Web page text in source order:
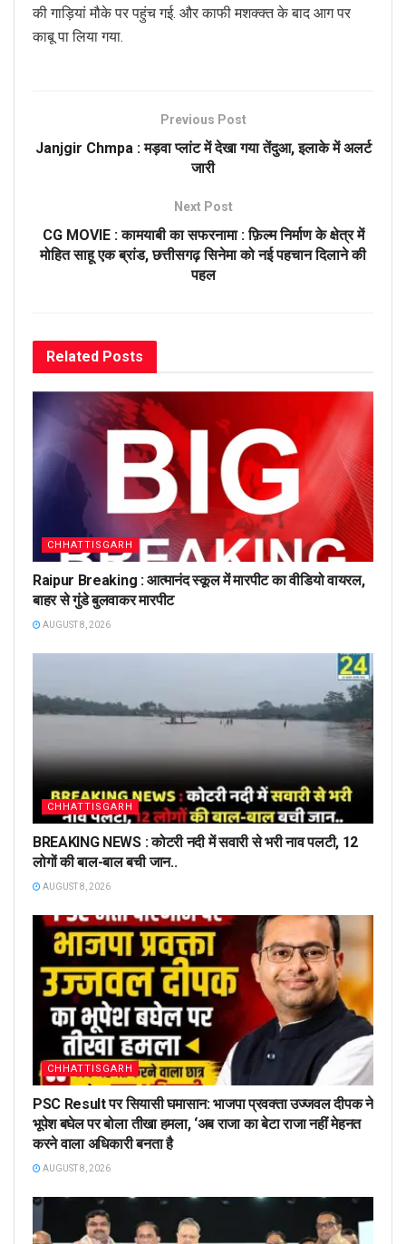
की गाड़ियां मौके पर पहुंच गई. और काफी मशक्क्त के बाद आग पर
काबू पा लिया गया.
Previous Post
Janjgir Chmpa : मड़वा प्लांट में देखा गया तेंदुआ, इलाके में अलर्ट
जारी
Next Post
CG MOVIE : कामयाबी का सफरनामा : फ़िल्म निर्माण के क्षेत्र में
मोहित साहू एक ब्रांड, छत्तीसगढ़ सिनेमा को नई पहचान दिलाने की
पहल
Related Posts
CHHATTISGARH
Raipur Breaking : आत्मानंद स्कूल में मारपीट का वीडियो वायरल,
बाहर से गुंडे बुलवाकर मारपीट
AUGUST 8, 2026
CHHATTISGARH
BREAKING NEWS : कोटरी नदी में सवारी से भरी नाव पलटी, 12
लोगों की बाल-बाल बची जान..
AUGUST 8, 2026
CHHATTISGARH
PSC Result पर सियासी घमासान: भाजपा प्रवक्ता उज्जवल दीपक ने
भूपेश बघेल पर बोला तीखा हमला, ‘अब राजा का बेटा राजा नहीं मेहनत
करने वाला अधिकारी बनता है
AUGUST 8, 2026